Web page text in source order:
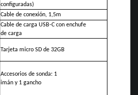
configuradas)
Cable de conexión, 1,5m
Cable de carga USB-C con enchufe
de carga
Tarjeta micro SD de 32GB
Accesorios de sonda: 1
imán y 1 gancho